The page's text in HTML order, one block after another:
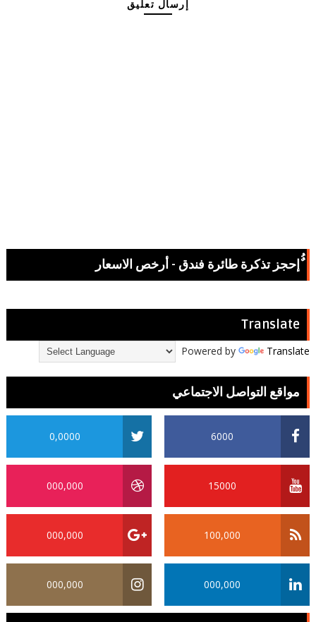
إرسال تعليق
ٌُإحجز تذكرة طائرة فندق - أرخص الاسعار
Translate
Powered by Translate
مواقع التواصل الاجتماعي
6000
0,0000
15000
000,000
100,000
000,000
000,000
000,000